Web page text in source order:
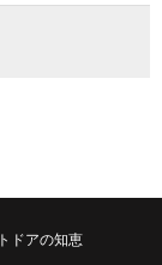
ドアの知恵